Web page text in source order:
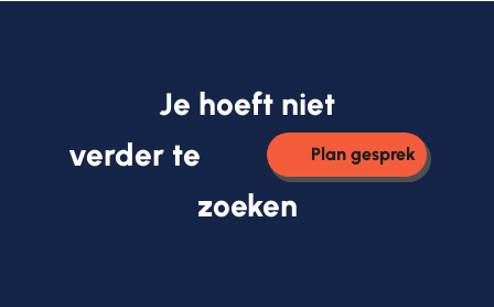
Je hoeft niet
verder te
Plan gesprek
zoeken